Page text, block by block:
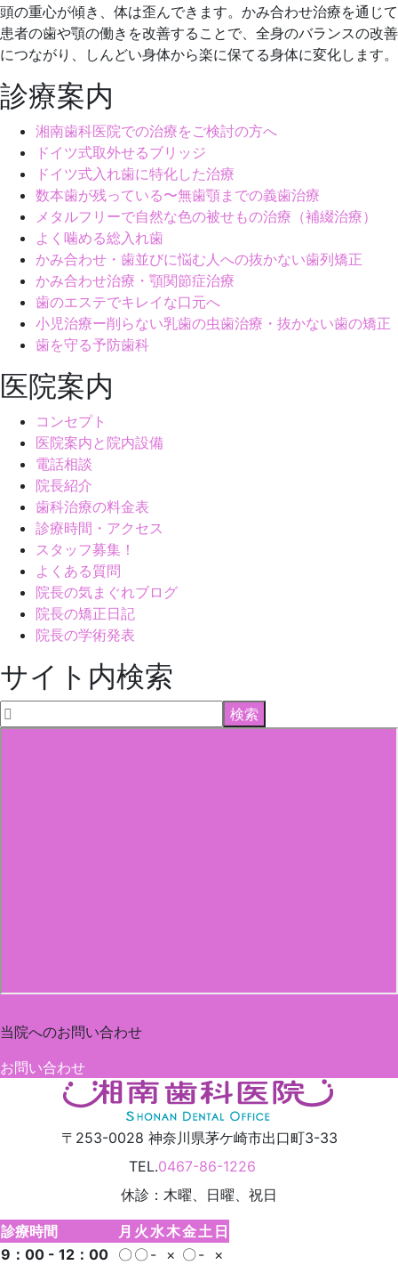
頭の重心が傾き、体は歪んできます。かみ合わせ治療を通じて
患者の歯や顎の働きを改善することで、全身のバランスの改善
につながり、しんどい身体から楽に保てる身体に変化します。
診療案内
湘南歯科医院での治療をご検討の方へ
ドイツ式取外せるブリッジ
ドイツ式入れ歯に特化した治療
数本歯が残っている〜無歯顎までの義歯治療
メタルフリーで自然な色の被せもの治療（補綴治療）
よく噛める総入れ歯
かみ合わせ・歯並びに悩む人への抜かない歯列矯正
かみ合わせ治療・顎関節症治療
歯のエステでキレイな口元へ
小児治療ー削らない乳歯の虫歯治療・抜かない歯の矯正
歯を守る予防歯科
医院案内
コンセプト
医院案内と院内設備
電話相談
院長紹介
歯科治療の料金表
診療時間・アクセス
スタッフ募集！
よくある質問
院長の気まぐれブログ
院長の矯正日記
院長の学術発表
サイト内検索
当院へのお問い合わせ
お問い合わせ
〒253-0028 神奈川県茅ケ崎市出口町3-33
TEL.0467-86-1226
休診：木曜、日曜、祝日
診療時間 月 火 水木金土 日
9：00 - 12：00 〇 〇 - × 〇 - ×